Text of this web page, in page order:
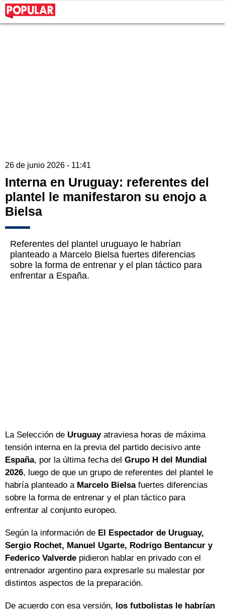
26 de junio 2026 - 11:41
Interna en Uruguay: referentes del
plantel le manifestaron su enojo a
Bielsa
Referentes del plantel uruguayo le habrían
planteado a Marcelo Bielsa fuertes diferencias
sobre la forma de entrenar y el plan táctico para
enfrentar a España.
La Selección de Uruguayatraviesa horas de máxima
tensión interna en la previa del partido decisivo ante
España, por la última fecha del Grupo H del Mundial
2026, luego de que un grupo de referentes del plantel le
habría planteado a Marcelo Bielsafuertes diferencias
sobre la forma de entrenar y el plan táctico para
enfrentar al conjunto europeo.
Según la información de El Espectador de Uruguay,
Sergio Rochet, Manuel Ugarte, Rodrigo Bentancur y
Federico Valverde pidieron hablar en privado con el
entrenador argentino para expresarle su malestar por
distintos aspectos de la preparación.
De acuerdo con esa versión, los futbolistas le habrían